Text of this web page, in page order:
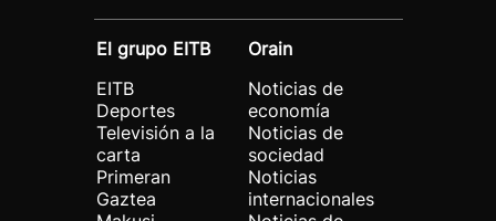
El grupo EITB
EITB
Deportes
Televisión a la
carta
Primeran
Gaztea
Orain
Noticias de
economía
Noticias de
sociedad
Noticias
internacionales